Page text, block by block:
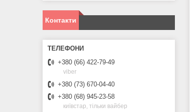
Контакти
+380 (66) 422-79-49
viber
+380 (73) 670-04-40
+380 (68) 945-23-58
київстар, тільки вайбер